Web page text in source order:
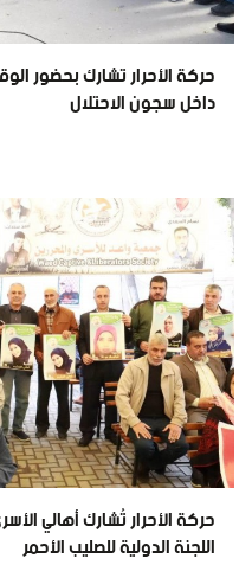
حركة الأحرار تشارك بحضور
داخل سجون الاحتلال
حركة الأحرار تُشارك أهالي
اللجنة الدولية للصليب الأحمر